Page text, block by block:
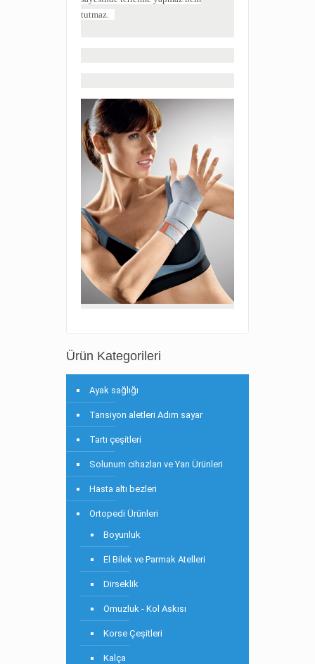
tutmaz.
Ürün Kategorileri
Ayak sağlığı
Tansiyon aletleri Adım sayar
Tartı çeşitleri
Solunum cihazları ve Yan Ürünleri
Hasta altı bezleri
Ortopedi Ürünleri
Boyunluk
El Bilek ve Parmak Atelleri
Dirseklik
Omuzluk - Kol Askısı
Korse Çeşitleri
Kalça